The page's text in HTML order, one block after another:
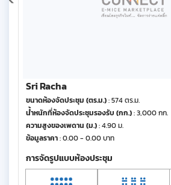
Sri Racha
ขนาดห้องจัดประชุม (ตร.ม.): 574 ตร.ม.
น้ำหนักที่ห้องจัดประชุมรองรับ (กก.): 3,000 กก.
ความสูงของเพดาน (ม.): 4.90 ม.
ข้อมูลราคา: 0.00 - 0.00 บาท
การจัดรูปแบบห้องประชุม